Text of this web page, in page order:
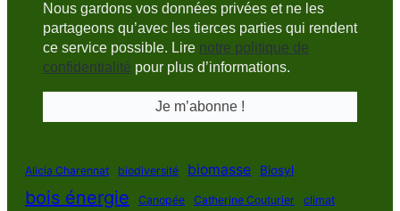
Nous gardons vos données privées et ne les
partageons qu’avec les tierces parties qui rendent
ce service possible. Lire notre politique de
confidentialité pour plus d’informations.
Alicia Charennat biodiversité biomasse Biosyl
bois énergie Canopée Catherine Couturier climat